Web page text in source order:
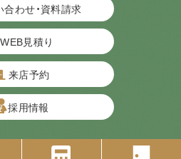
合わせ・資料請求
WEB見積り
来店予約
採用情報